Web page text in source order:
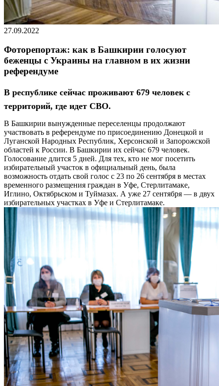
27.09.2022
Фоторепортаж: как в Башкирии голосуют
беженцы с Украины на главном в их жизни
референдуме
В республике сейчас проживают 679 человек с
территорий, где идет СВО.
В Башкирии вынужденные переселенцы продолжают
участвовать в референдуме по присоединению Донецкой и
Луганской Народных Республик, Херсонской и Запорожской
областей к России. В Башкирии их сейчас 679 человек.
Голосование длится 5 дней. Для тех, кто не мог посетить
избирательный участок в официальный день, была
возможность отдать свой голос с 23 по 26 сентября в местах
временного размещения граждан в Уфе, Стерлитамаке,
Иглино, Октябрьском и Туймазах. А уже 27 сентября — в двух
избирательных участках в Уфе и Стерлитамаке.